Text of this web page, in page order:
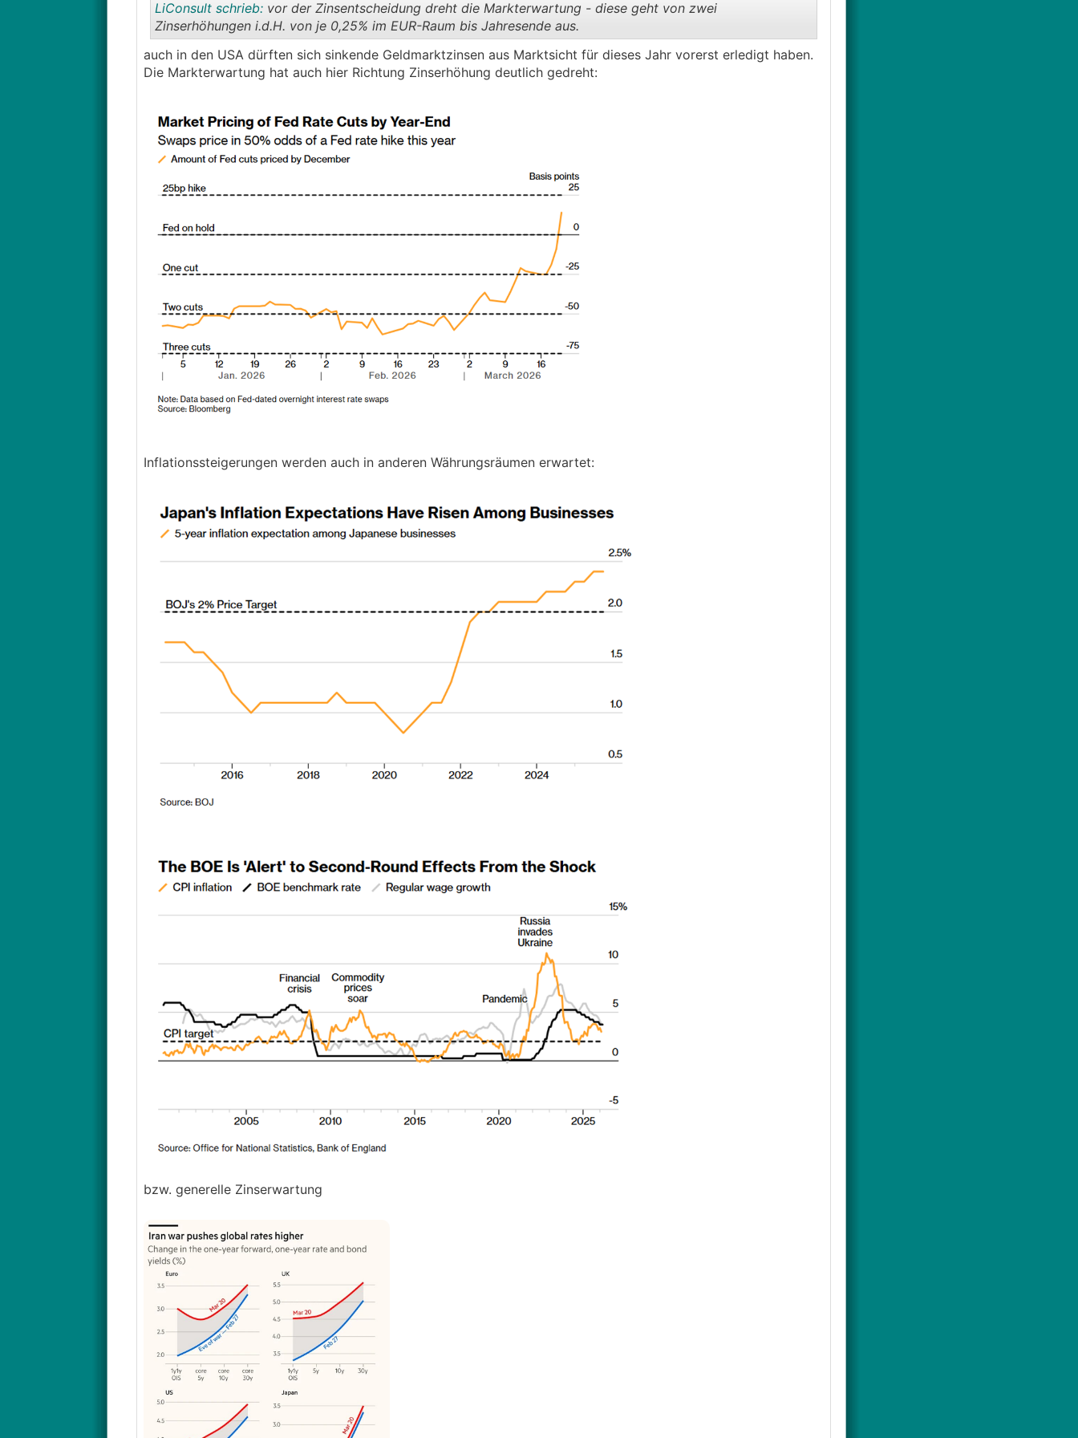
Wird interessant ob die EU doch mal das Merit Order System reformiert oder kurzfristig einen Preisdeckel
für verstromtes Gas einzieht. Das würde diesem Trend zusätzlichen Aufwind geben und die Inflation
einbremsen.
..
LiConsult schrieb:vor der Zinsentscheidung dreht die Markterwartung - diese geht von zwei
Zinserhöhungen i.d.H. von je 0,25% im EUR-Raum bis Jahresende aus.
auch in den USA dürften sich sinkende Geldmarktzinsen aus Marktsicht für dieses Jahr vorerst erledigt haben.
Die Markterwartung hat auch hier Richtung Zinserhöhung deutlich gedreht:
Inflationssteigerungen werden auch in anderen Währungsräumen erwartet:
bzw. generelle Zinserwartung